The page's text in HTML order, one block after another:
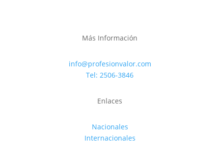
Más Información
info@profesionvalor.com
Tel: 2506-3846
Enlaces
Nacionales
Internacionales